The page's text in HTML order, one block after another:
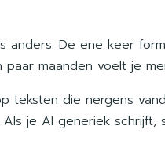
De ene keer
maanden voelt je
die nergens
je AI generiek schrijft,